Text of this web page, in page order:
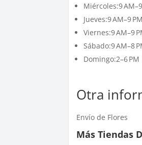
Miércoles:9
Jueves:9 AM–9 PM
Viernes:9 AM–9
Sábado:9 AM–8
Domingo:2–6 PM
Otra
Envío de Flores
Más Tiendas